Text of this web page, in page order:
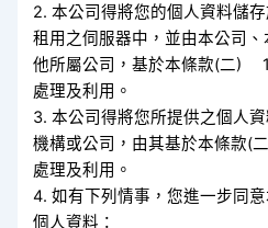
2. 本公司得將您的個人資料儲
租用之伺服器中，並由本公司
他所屬公司，基於本條款(二)
處理及利用。
3. 本公司得將您所提供之個人
機構或公司，由其基於本條款(
處理及利用。
4. 如有下列情事，您進一步同
個人資料：